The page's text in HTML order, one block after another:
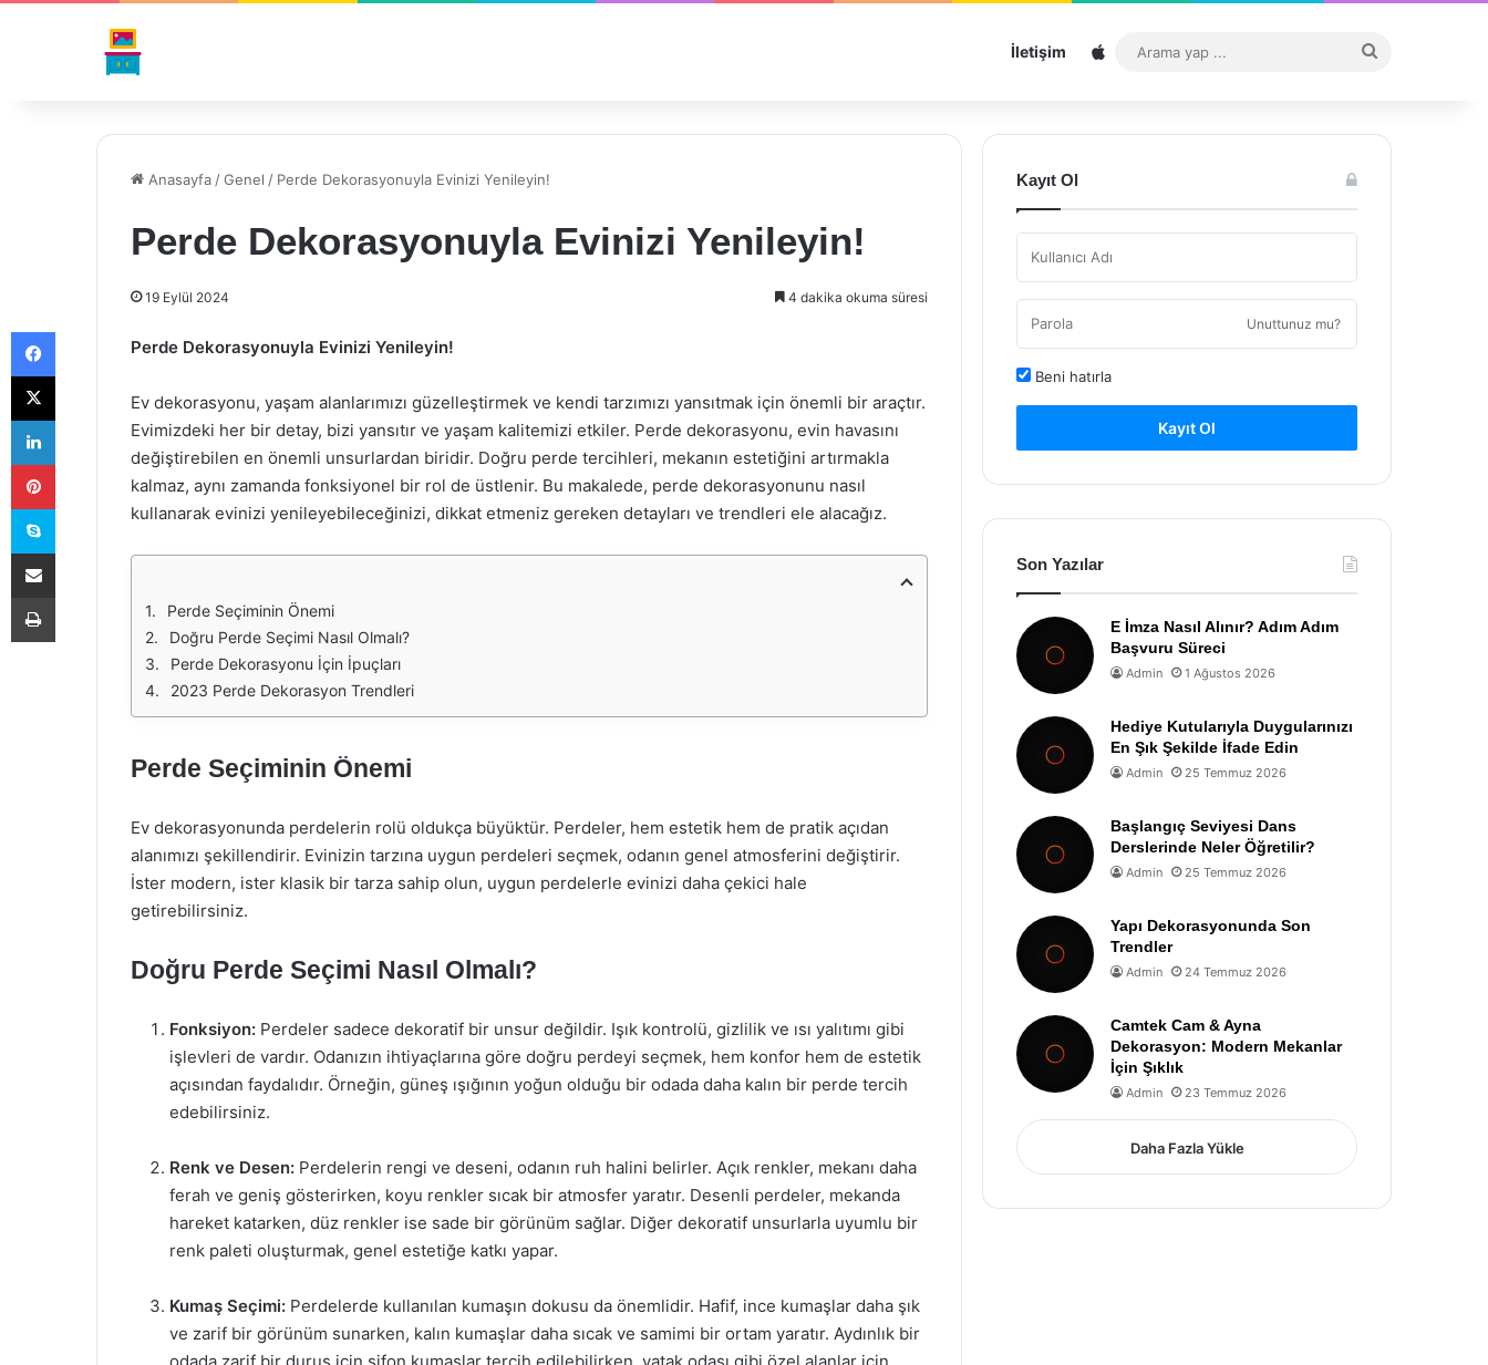
İletişim Sitemap
...
Anasayfa /Genel / Perde Dekorasyonuyla Evinizi Yenileyin!
Perde Dekorasyonuyla Evinizi Yenileyin!
19 Eylül 2024 4 dakika okuma süresi
Perde Dekorasyonuyla Evinizi Yenileyin!
Ev dekorasyonu, yaşam alanlarımızı güzelleştirmek ve kendi tarzımızı yansıtmak için önemli bir araçtır.
Evimizdeki her bir detay, bizi yansıtır ve yaşam kalitemizi etkiler. Perde dekorasyonu, evin havasını
değiştirebilen en önemli unsurlardan biridir. Doğru perde tercihleri, mekanın estetiğini artırmakla
kalmaz, aynı zamanda fonksiyonel bir rol de üstlenir. Bu makalede, perde dekorasyonunu nasıl
kullanarak evinizi yenileyebileceğinizi, dikkat etmeniz gereken detayları ve trendleri ele alacağız.
Perde Seçiminin Önemi
Doğru Perde Seçimi Nasıl Olmalı?
Perde Dekorasyonu İçin İpuçları
2023 Perde Dekorasyon Trendleri
Perde Seçiminin Önemi
Ev dekorasyonunda perdelerin rolü oldukça büyüktür. Perdeler, hem estetik hem de pratik açıdan
alanımızı şekillendirir. Evinizin tarzına uygun perdeleri seçmek, odanın genel atmosferini değiştirir.
İster modern, ister klasik bir tarza sahip olun, uygun perdelerle evinizi daha çekici hale
getirebilirsiniz.
Doğru Perde Seçimi Nasıl Olmalı?
Fonksiyon: Perdeler sadece dekoratif bir unsur değildir. Işık kontrolü, gizlilik ve ısı yalıtımı gibi
işlevleri de vardır. Odanızın ihtiyaçlarına göre doğru perdeyi seçmek, hem konfor hem de estetik
açısından faydalıdır. Örneğin, güneş ışığının yoğun olduğu bir odada daha kalın bir perde tercih
edebilirsiniz.
Renk ve Desen: Perdelerin rengi ve deseni, odanın ruh halini belirler. Açık renkler, mekanı daha
ferah ve geniş gösterirken, koyu renkler sıcak bir atmosfer yaratır. Desenli perdeler, mekanda
hareket katarken, düz renkler ise sade bir görünüm sağlar. Diğer dekoratif unsurlarla uyumlu bir
renk paleti oluşturmak, genel estetiğe katkı yapar.
Kumaş Seçimi: Perdelerde kullanılan kumaşın dokusu da önemlidir. Hafif, ince kumaşlar daha şık
ve zarif bir görünüm sunarken, kalın kumaşlar daha sıcak ve samimi bir ortam yaratır. Aydınlık bir
Kayıt Ol
Unuttunuz mu?
Beni hatırla
Kayıt Ol
Son Yazılar
E İmza Nasıl Alınır? Adım Adım
Başvuru Süreci
Admin 1 Ağustos 2026
Hediye Kutularıyla Duygularınızı
En Şık Şekilde İfade Edin
Admin 25 Temmuz 2026
Başlangıç Seviyesi Dans
Derslerinde Neler Öğretilir?
Admin 25 Temmuz 2026
Yapı Dekorasyonunda Son
Trendler
Admin 24 Temmuz 2026
Camtek Cam & Ayna
Dekorasyon: Modern Mekanlar
İçin Şıklık
Admin 23 Temmuz 2026
Daha Fazla Yükle
Facebook
X
LinkedIn
Pinterest
Skype
E-Posta ile paylaş